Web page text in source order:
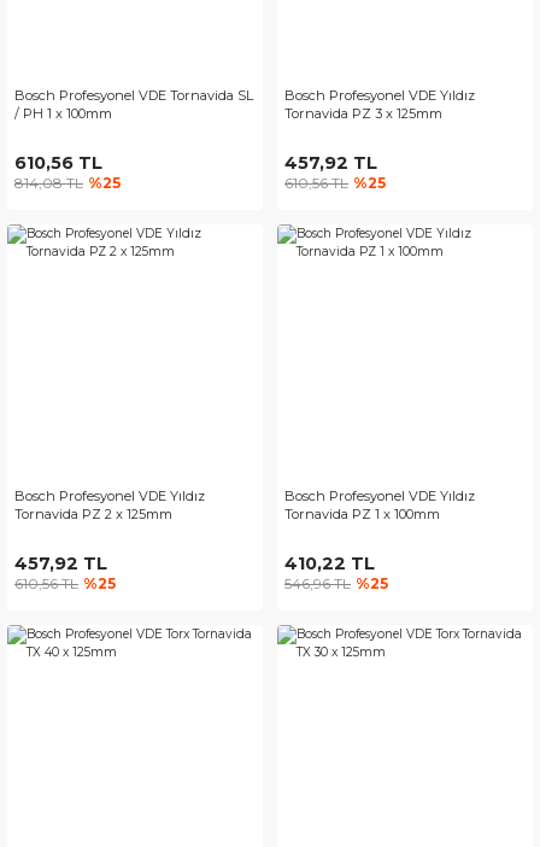
Bosch Profesyonel VDE Tornavida SL
/ PH 1 x 100mm
610,56 TL
814,08 TL %25
Bosch Profesyonel VDE Yıldız
Tornavida PZ 3 x 125mm
457,92 TL
610,56 TL %25
Bosch Profesyonel VDE Yıldız
Tornavida PZ 2 x 125mm
457,92 TL
610,56 TL %25
Bosch Profesyonel VDE Yıldız
Tornavida PZ 1 x 100mm
410,22 TL
546,96 TL %25